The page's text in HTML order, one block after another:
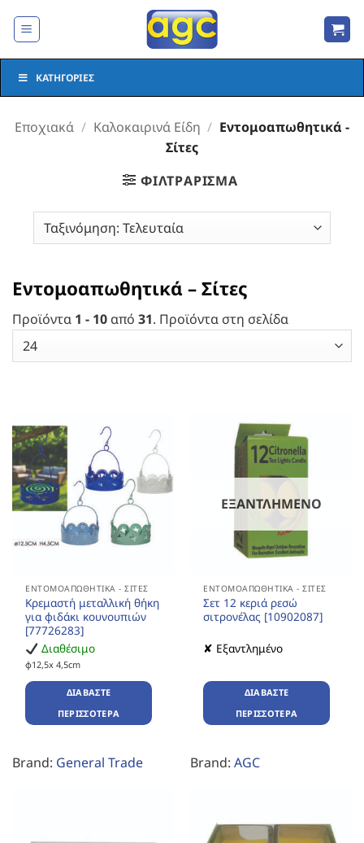
στο
ΚΑΤΗΓΟΡΊΕΣ
Εποχιακά / Καλοκαιρινά Είδη / Εντομοαπωθητικά -
Σίτες
ΦΙΛΤΡΆΡΙΣΜΑ
Εντομοαπωθητικά – Σίτες
Προϊόντα 1 - 10 από 31. Προϊόντα στη σελίδα
ΕΝΤΟΜΟΑΠΩΘΗΤΙΚΆ - ΣΊΤΕΣ
Κρεμαστή μεταλλική θήκη
για φιδάκι κουνουπιών
[77726283]
Διαθέσιμο
φ12,5x 4,5cm
ΔΙΑΒΆΣΤΕ
ΠΕΡΙΣΣΌΤΕΡΑ
Brand: General Trade
ΕΞΑΝΤΛΗΜΈΝΟ
ΕΝΤΟΜΟΑΠΩΘΗΤΙΚΆ - ΣΊΤΕΣ
Σετ 12 κεριά ρεσώ
σιτρονέλας [10902087]
✘ Εξαντλημένο
ΔΙΑΒΆΣΤΕ
ΠΕΡΙΣΣΌΤΕΡΑ
Brand: AGC